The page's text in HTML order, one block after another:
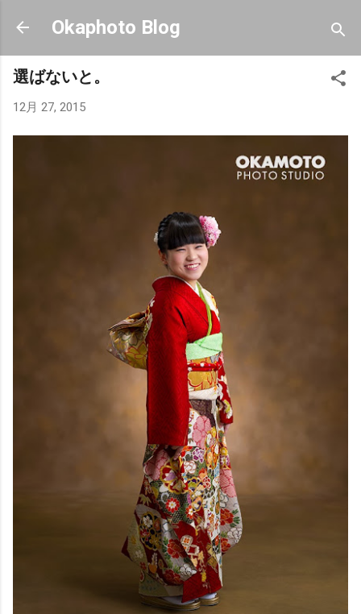
スキップしてメイン コンテンツに移動
Okaphoto Blog
選ばないと。
12月 27, 2015